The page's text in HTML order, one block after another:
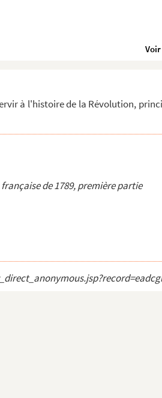
à l'histoire de la Révolution,
de 1789, première partie